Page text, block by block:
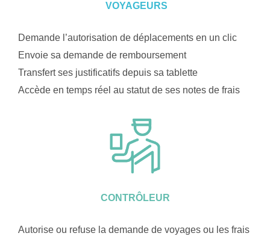
VOYAGEURS
Demande l’autorisation de déplacements en un clic
Envoie sa demande de remboursement
Transfert ses justificatifs depuis sa tablette
Accède en temps réel au statut de ses notes de frais
CONTRÔLEUR
Autorise ou refuse la demande de voyages ou les frais